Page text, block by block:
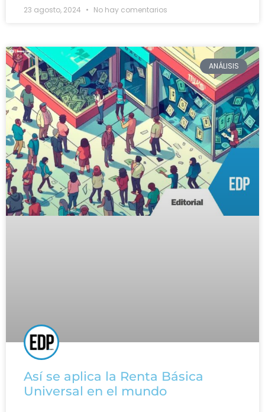
23 agosto, 2024 No hay comentarios
ANÁLISIS
Así se aplica la Renta Básica
Universal en el mundo